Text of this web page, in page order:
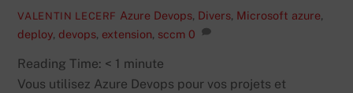
VALENTIN LECERF Azure Devops, Divers, Microsoft azure,
deploy, devops, extension, sccm 0
Reading Time: < 1 minute
Vous utilisez Azure Devops pour vos projets et